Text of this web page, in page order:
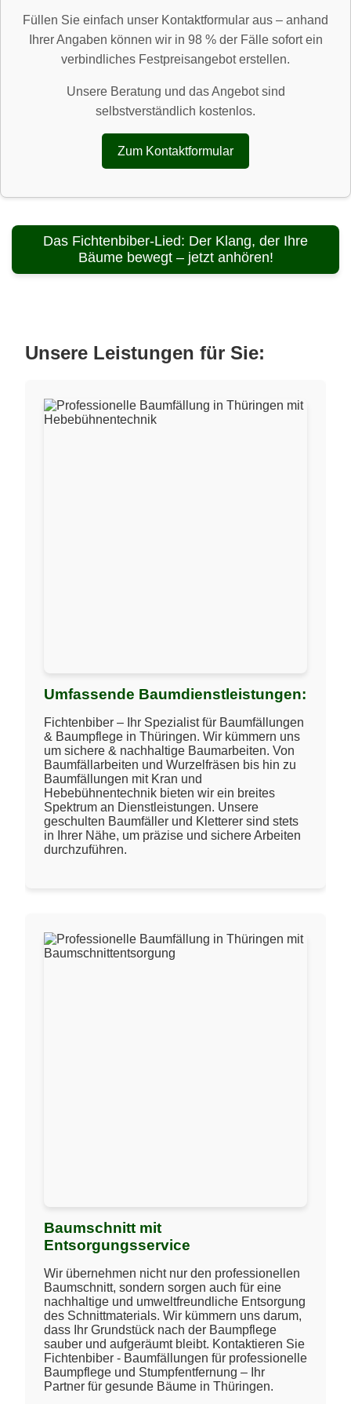
Füllen Sie einfach unser Kontaktformular aus – anhand
Ihrer Angaben können wir in 98 % der Fälle sofort ein
verbindliches Festpreisangebot erstellen.
Unsere Beratung und das Angebot sind
selbstverständlich kostenlos.
Zum Kontaktformular
Das Fichtenbiber-Lied: Der Klang, der Ihre
Bäume bewegt – jetzt anhören!
Unsere Leistungen für Sie:
Umfassende Baumdienstleistungen:
Fichtenbiber – Ihr Spezialist für Baumfällungen
& Baumpflege in Thüringen. Wir kümmern uns
um sichere & nachhaltige Baumarbeiten. Von
Baumfällarbeiten und Wurzelfräsen bis hin zu
Baumfällungen mit Kran und
Hebebühnentechnik bieten wir ein breites
Spektrum an Dienstleistungen. Unsere
geschulten Baumfäller und Kletterer sind stets
in Ihrer Nähe, um präzise und sichere Arbeiten
durchzuführen.
Baumschnitt mit
Entsorgungsservice
Wir übernehmen nicht nur den professionellen
Baumschnitt, sondern sorgen auch für eine
nachhaltige und umweltfreundliche Entsorgung
des Schnittmaterials. Wir kümmern uns darum,
dass Ihr Grundstück nach der Baumpflege
sauber und aufgeräumt bleibt. Kontaktieren Sie
Fichtenbiber - Baumfällungen für professionelle
Baumpflege und Stumpfentfernung – Ihr
Partner für gesunde Bäume in Thüringen.